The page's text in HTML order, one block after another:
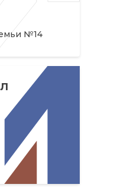
№14